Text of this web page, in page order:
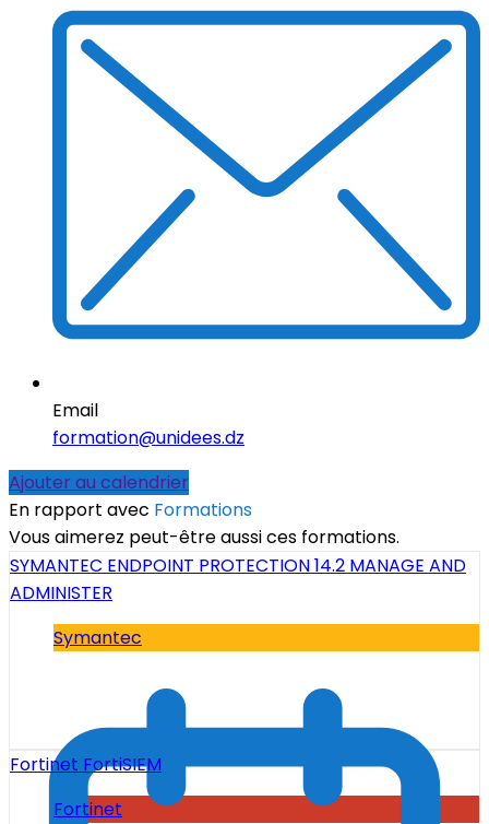
Email
formation@unidees.dz
Ajouter au calendrier
En rapport avec Formations
Vous aimerez peut-être aussi ces formations.
SYMANTEC ENDPOINT PROTECTION 14.2 MANAGE AND
ADMINISTER
Symantec
Fortinet FortiSIEM
Fortinet